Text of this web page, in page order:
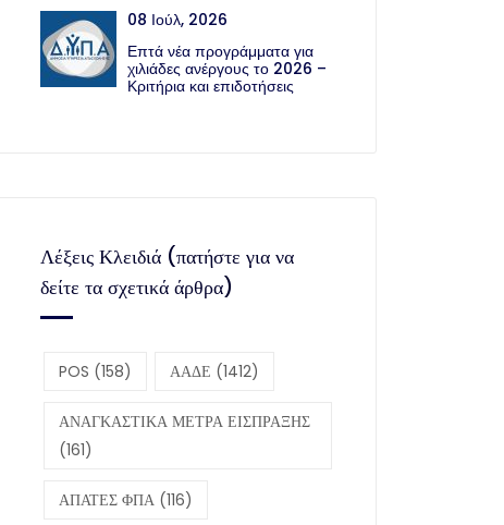
08 Ιούλ, 2026
Επτά νέα προγράμματα για
χιλιάδες ανέργους το 2026 –
Κριτήρια και επιδοτήσεις
Λέξεις Κλειδιά (πατήστε για να
δείτε τα σχετικά άρθρα)
POS (158) ΑΑΔΕ (1412)
ΑΝΑΓΚΑΣΤΙΚΑ ΜΕΤΡΑ ΕΙΣΠΡΑΞΗΣ
(161)
ΑΠΑΤΕΣ ΦΠΑ (116)